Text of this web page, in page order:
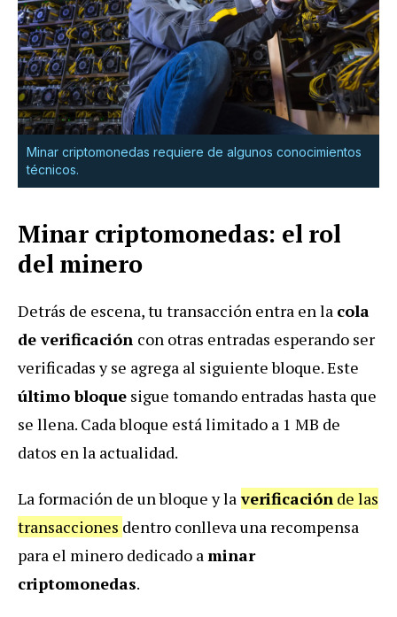
Minar criptomonedas requiere de algunos conocimientos
técnicos.
Minar criptomonedas: el rol
del minero
Detrás de escena, tu transacción entra en la cola
de verificación con otras entradas esperando ser
verificadas y se agrega al siguiente bloque. Este
último bloque sigue tomando entradas hasta que
se llena. Cada bloque está limitado a 1 MB de
datos en la actualidad.
La formación de un bloque y la verificación de las
transacciones dentro conlleva una recompensa
para el minero dedicado aminar
criptomonedas.